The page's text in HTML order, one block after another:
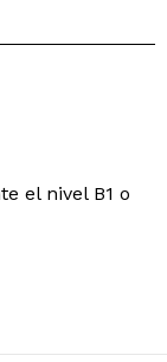
el nivel B1 o